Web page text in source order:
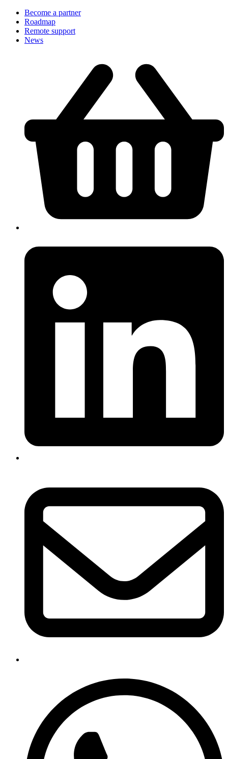
Become a partner
Roadmap
Remote support
News